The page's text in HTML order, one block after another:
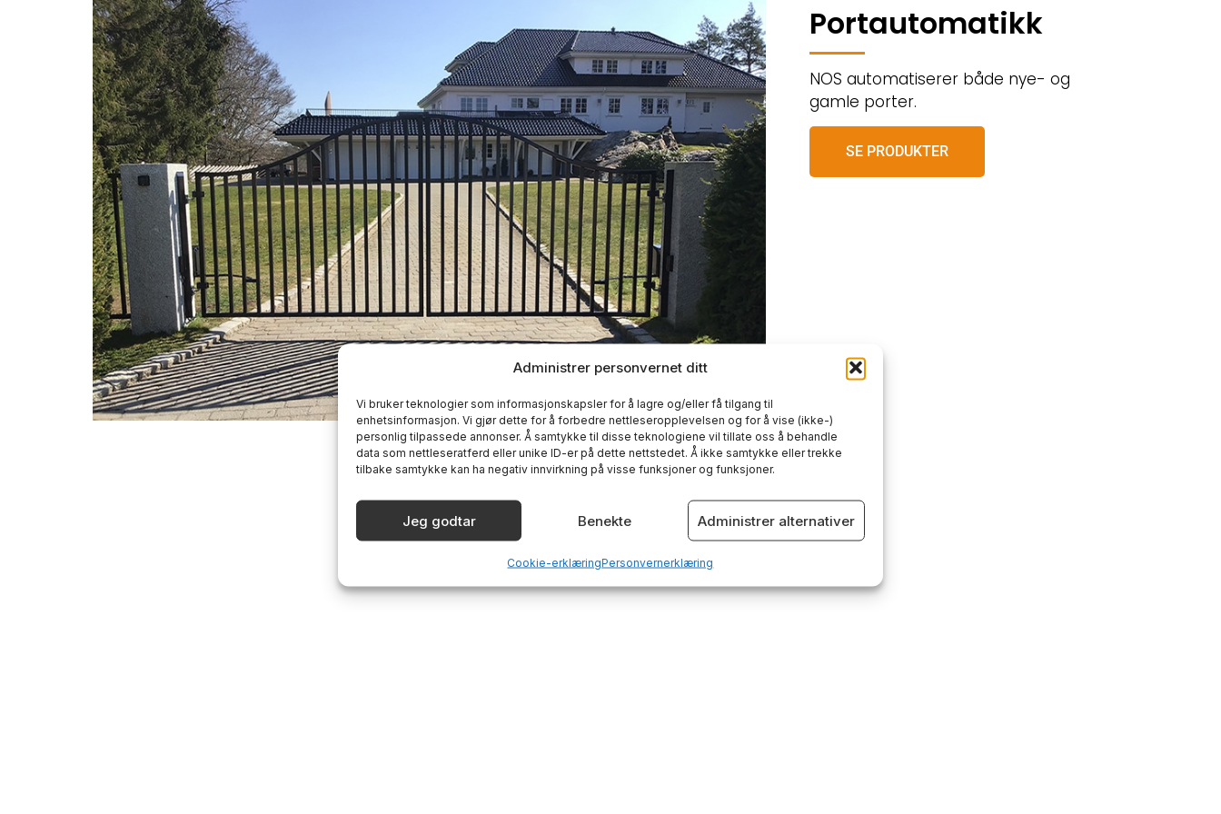
Administrer personvernet ditt
Vi bruker teknologier som informasjonskapsler for å lagre og/eller få tilgang til
enhetsinformasjon. Vi gjør dette for å forbedre nettleseropplevelsen og for å vise (ikke-)
personlig tilpassede annonser. Å samtykke til disse teknologiene vil tillate oss å behandle
data som nettleseratferd eller unike ID-er på dette nettstedet. Å ikke samtykke eller trekke
tilbake samtykke kan ha negativ innvirkning på visse funksjoner og funksjoner.
Jeg godtar Benekte Administrer alternativer
Cookie-erklæringPersonvernerklæring
Portautomatikk
NOS automatiserer både nye- og
gamle porter.
SE PRODUKTER